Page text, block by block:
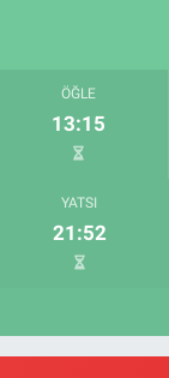
ÖĞLE
13:15
YATSI
21:52